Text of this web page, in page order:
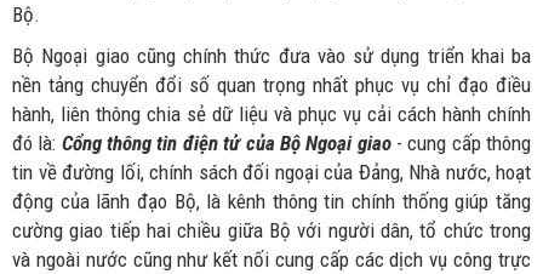
Bộ.
Bộ Ngoại giao cũng chính thức đưa vào sử dụng triển khai ba
nền tảng chuyển đổi số quan trọng nhất phục vụ chỉ đạo điều
hành, liên thông chia sẻ dữ liệu và phục vụ cải cách hành chính
đó là: Cổng thông tin điện tử của Bộ Ngoại giao- cung cấp thông
tin về đường lối, chính sách đối ngoại của Đảng, Nhà nước, hoạt
động của lãnh đạo Bộ, là kênh thông tin chính thống giúp tăng
cường giao tiếp hai chiều giữa Bộ với người dân, tổ chức trong
và ngoài nước cũng như kết nối cung cấp các dịch vụ công trực